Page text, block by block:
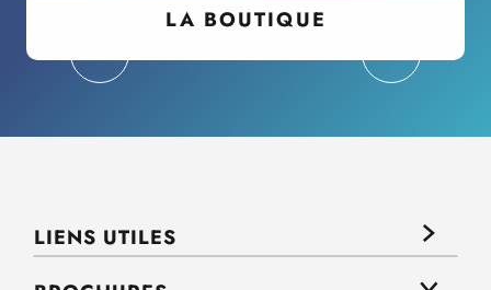
LA BOUTIQUE
LIENS UTILES